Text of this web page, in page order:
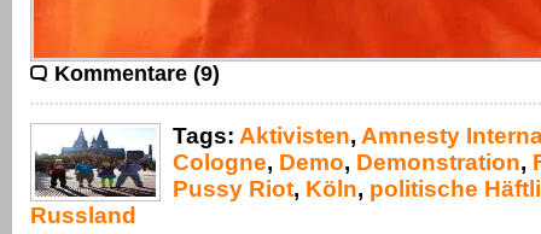
Kommentare (9)
Tags: Aktivisten, Amnesty
Cologne, Demo, Demonstration,
Pussy Riot, Köln, politische
Russland